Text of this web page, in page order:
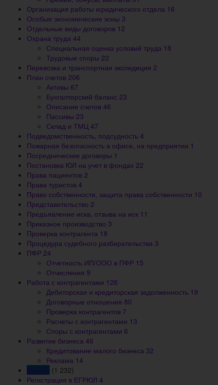
Организация работы юридического отдела 16
Особые экономические зоны 3
Отдельные виды договоров 12
Охрана труда 44
Специальная оценка условий труда 18
Трудовые споры 22
Перевозка и транспортная экспедиция 2
План счетов 206
Активы 67
Бухгалтерский баланс 23
Описание счетов 46
Пассивы 23
Склад и ТМЦ 47
Подведомственность, подсудность 4
Пожарная безопасность в офисе, на предприятии 1
Посреднические договоры 1
Постановка ЮЛ на учет в фондах 22
Права пациентов 2
Права туристов 4
Право собственности, защита права собственности 10
Представительство 2
Предъявление иска, отзыва на иск 11
Приказное производство 3
Проверка контрагента 18
Процедура судебного разбирательства 3
ПФР 24
Отчетность ИП/ООО в ПФР 15
Отчисления 9
Работа с контрагентами 126
Дебиторская и кредиторская задолженность 19
Договорные отношения 80
Проверка контрагентов 7
Расчеты с контрагентами 13
Споры с контрагентами 6
Развитие бизнеса 46
Кредитование малого бизнеса 32
Реклама 14
(1 232)
Регистрация в ЕГРЮЛ 4